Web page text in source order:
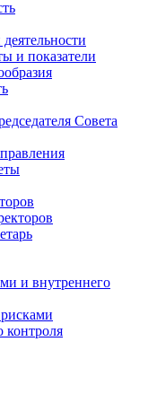
и показатели
Совета
и внутреннего
контроля